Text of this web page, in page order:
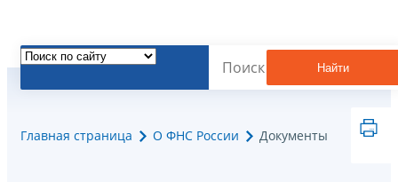
Найти
Главная страница О ФНС России Документы